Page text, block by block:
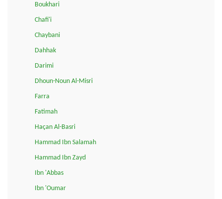
Boukhari
Chafi'i
Chaybani
Dahhak
Darimi
Dhoun-Noun Al-Misri
Farra
Fatimah
Haçan Al-Basri
Hammad Ibn Salamah
Hammad Ibn Zayd
Ibn 'Abbas
Ibn 'Oumar